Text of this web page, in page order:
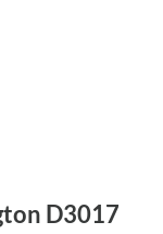
D3017